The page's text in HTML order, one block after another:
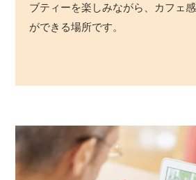
ブティーを楽しみながら、カフェ
ができる場所です。